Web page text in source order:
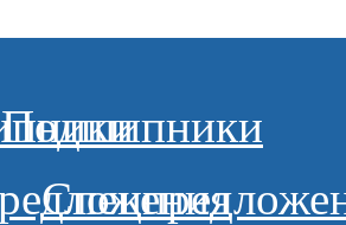
Подшипники